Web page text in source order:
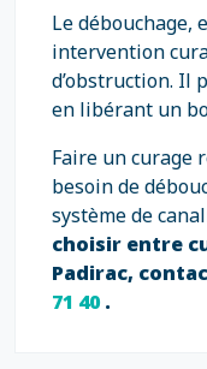
Le débouchage,
intervention
d’obstruction. Il
en libérant un
Faire un curage
besoin de
système de
choisir entre
Padirac,
71 40.